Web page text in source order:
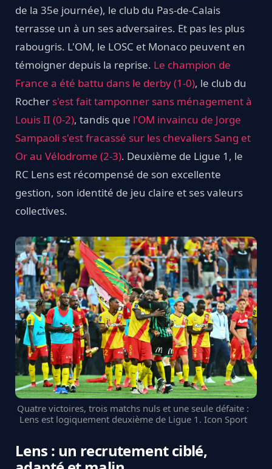
de la 35e journée), le club du Pas-de-Calais
terrasse un à un ses adversaires. Et pas les plus
rabougris. L'OM, le LOSC et Monaco peuvent en
témoigner depuis la reprise. Le champion de
France a été battu dans le derby (1-0), le club du
Rocher s'est fait tamponner sans ménagement à
Louis II (0-2), tandis que l'OM invaincu de Jorge
Sampaoli s'est fracassé sur les chevaliers Sang et
Or au Vélodrome (2-3). Deuxième de Ligue 1, le
RC Lens est récompensé de son excellente
gestion, son identité de jeu claire et ses valeurs
collectives.
Quatre victoires, trois matchs nuls et une seule défaite :
Lens est logiquement deuxième de Ligue 1. Icon Sport
Lens : un recrutement ciblé,